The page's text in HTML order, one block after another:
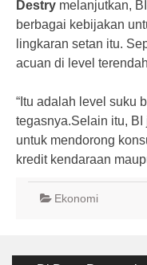
Destry melanjutkan,
berbagai kebijakan
lingkaran setan itu.
acuan di level
“Itu adalah level suku
tegasnya.Selain itu,
untuk mendorong
kredit kendaraan
Ekonomi